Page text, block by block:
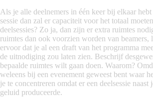
Als je alle deelnemers in één keer bij elkaar
sessie dan zal er capaciteit voor het totaal
deelsessies? Zo ja, dan zijn er extra ruimtes
ruimtes dan ook voorzien worden van
ervoor dat je al een draft van het programma
de uitnodiging zou laten zien. Beschrijf
bepaalde ruimtes wilt gaan doen. Waarom?
weleens bij een evenement geweest bent waar
je te concentreren omdat er een deelsessie
geluid produceerde.